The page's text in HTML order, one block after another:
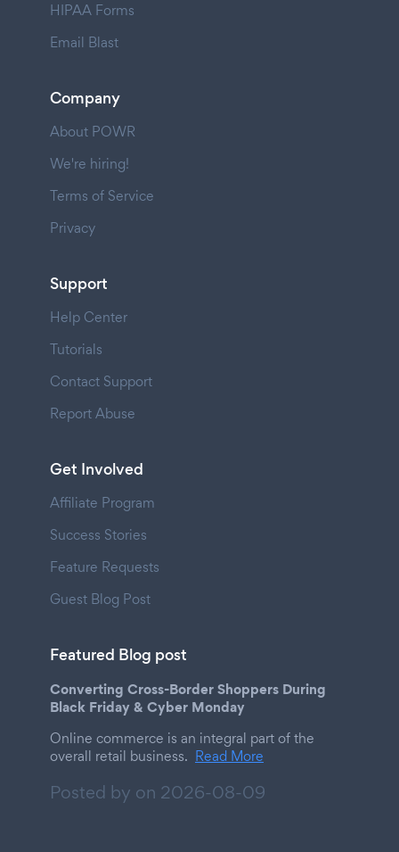
HIPAA Forms
Email Blast
Company
About POWR
We're hiring!
Terms of Service
Privacy
Support
Help Center
Tutorials
Contact Support
Report Abuse
Get Involved
Affiliate Program
Success Stories
Feature Requests
Guest Blog Post
Featured Blog post
Converting Cross-Border Shoppers During
Black Friday & Cyber Monday
Online commerce is an integral part of the
overall retail business. Read More
Posted by on 2026-08-09